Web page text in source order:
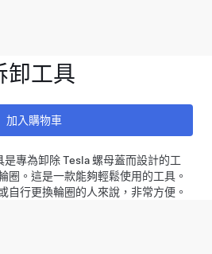
卸工具
專為卸除 Tesla 螺母蓋而設計的工
圈。這是一款能夠輕鬆使用的工具。
自行更換輪圈的人來說，非常方便。